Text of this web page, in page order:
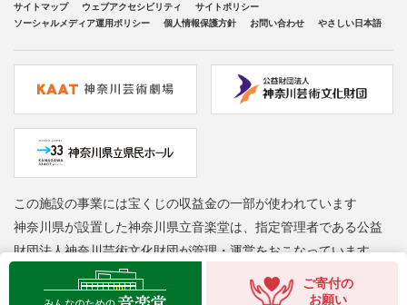
ご寄付の
お願い
サイトマップ ウェブアクセシビリティ
サイトポリシー
ソーシャルメディア運用ポリシー
個人情報保護方針 お問い合わせ やさしい日本語
この施設の事業には宝くじの収益金の一部が使われています
神奈川県が設置した神奈川県立音楽堂は、指定管理者である公益
財団法人神奈川芸術文化財団が管理・運営をおこなっています
Copyright © Kanagawa Arts Foundation. All rights reserved.